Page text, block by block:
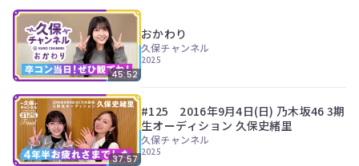
は、
キャプテンとしての熱い気持ちと仲間への想いが重なり合った、感動の
トークをお届けします。
出演者【久保史緒里、梅澤美波】
45:52
おかわり
久保チャンネル
2025
37:57
#125 2016年9月4日(日) 乃木坂46 3期
生オーディション 久保史緒里
久保チャンネル
2025